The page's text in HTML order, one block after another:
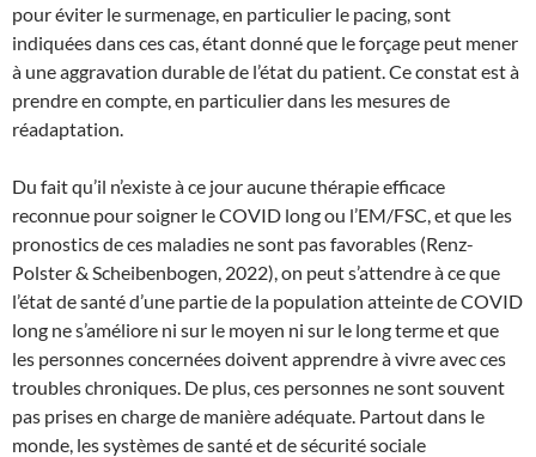
pour éviter le surmenage, en particulier le pacing, sont
indiquées dans ces cas, étant donné que le forçage peut mener
à une aggravation durable de l’état du patient. Ce constat est à
prendre en compte, en particulier dans les mesures de
réadaptation.
Du fait qu’il n’existe à ce jour aucune thérapie efficace
reconnue pour soigner le COVID long ou l’EM/FSC, et que les
pronostics de ces maladies ne sont pas favorables (Renz-
Polster & Scheibenbogen, 2022), on peut s’attendre à ce que
l’état de santé d’une partie de la population atteinte de COVID
long ne s’améliore ni sur le moyen ni sur le long terme et que
les personnes concernées doivent apprendre à vivre avec ces
troubles chroniques. De plus, ces personnes ne sont souvent
pas prises en charge de manière adéquate. Partout dans le
monde, les systèmes de santé et de sécurité sociale